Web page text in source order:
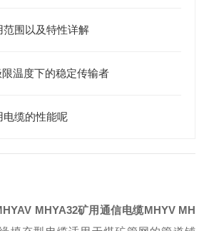
围以及特性详解
温度下的稳定传输者
电缆的性能呢
MHYA32矿用通信电缆MHYV MH